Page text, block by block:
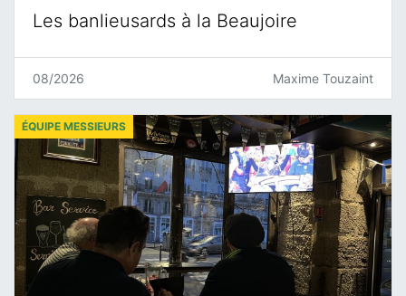
Les banlieusards à la Beaujoire
08/2026 Maxime Touzaint
ÉQUIPE MESSIEURS